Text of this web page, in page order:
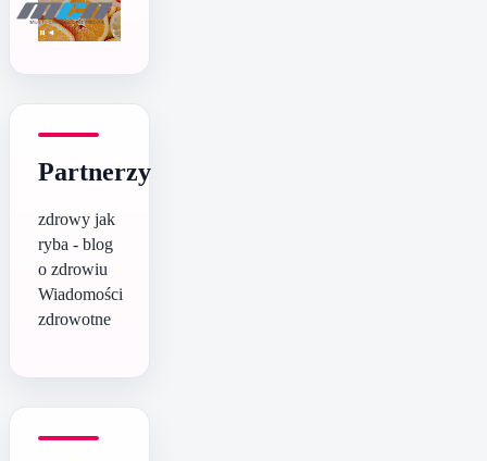
Partnerzy
zdrowy jak
ryba - blog
o zdrowiu
Wiadomości
zdrowotne